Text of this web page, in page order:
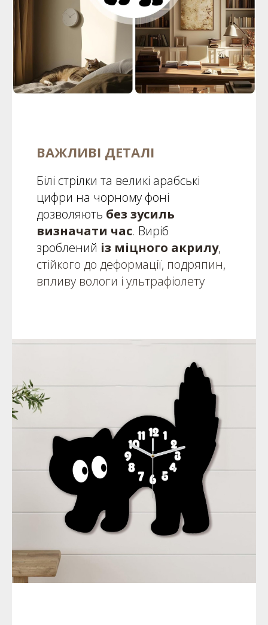
ВАЖЛИВІ ДЕТАЛІ
Білі стрілки та великі арабські
цифри на чорному фоні
дозволяють без зусиль
визначати час. Виріб
зроблений із міцного акрилу,
стійкого до деформації, подряпин,
впливу вологи і ультрафіолету